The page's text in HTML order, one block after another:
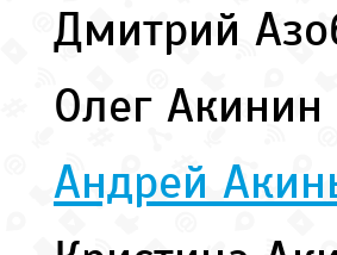
Дмитрий
Олег Акинин
Андрей